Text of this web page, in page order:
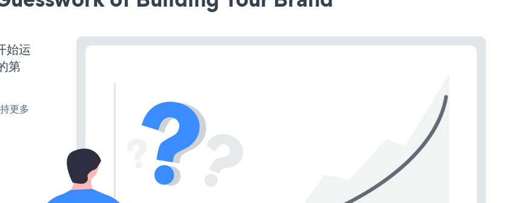
始运
第
更多